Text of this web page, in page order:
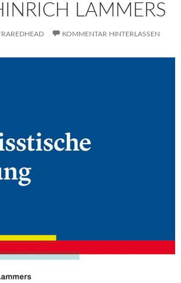
LAMMERS
KOMMENTAR HINTERLASSEN